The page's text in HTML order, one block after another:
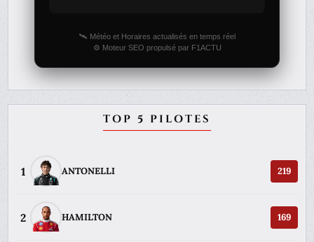
🛰️ Météo et Horaires actualisés en temps réel
⚙️ Moteur SEO propulsé par F1ACTU
TOP 5 PILOTES
1 ANTONELLI 219
2 HAMILTON 169